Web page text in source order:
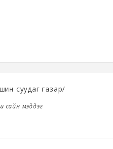
суудаг газар/
сайн мэддэг